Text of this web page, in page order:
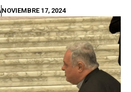
NOVIEMBRE 17, 2024